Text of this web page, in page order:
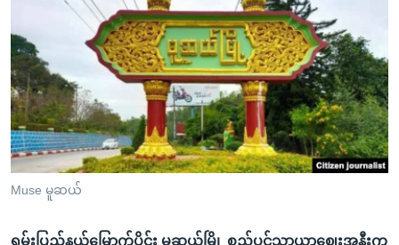
ပင်မ
အ
ညွန်း
စာမျက်နှာ
သို့
ကျော်
ကြည့်
ရှာဖွေ
မကြေးမုံရဲ့ အင်္ဂလိပ်စာ
ရုပ်ရှင်ထဲက အင်္ဂလိပ်စာ
သုတပဒေသာ အင်္ဂလိပ်စာ
တီဗွီ
ရေဒီယိုနှင့်ရုပ်သံ အချက်အလက်များ
ရေဒီယို/တီဗွီအစီအစဉ်
Learning English
ဗွီအိုအေ လူမှုကွန်ယက်များ
ဘာသာစကားများ
Muse မူဆယ်
ရှမ်းပြည်နယ်မြောက်ပိုင်း မူဆယ်မြို့ စည်ပင်သာယာဈေးအနီးက